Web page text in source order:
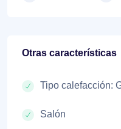
Otras características
Tipo calefacción:
Salón